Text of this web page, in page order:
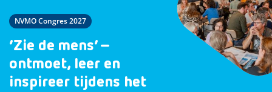
NVMO Congres 2027
‘Zie de mens’ –
ontmoet, leer en
inspireer tijdens het